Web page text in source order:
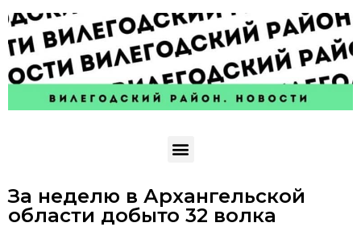
За неделю в Архангельской
области добыто 32 волка